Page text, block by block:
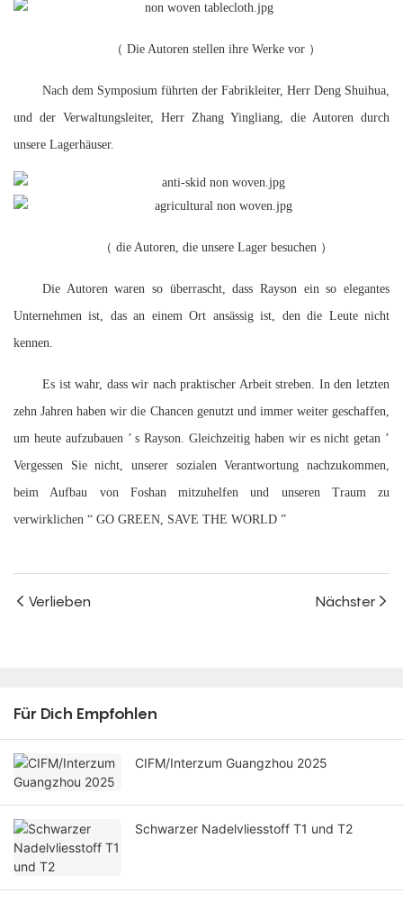
（ Die Autoren stellen ihre Werke vor ）
Nach dem Symposium führten der Fabrikleiter, Herr Deng Shuihua,
und der Verwaltungsleiter, Herr Zhang Yingliang, die Autoren durch
unsere Lagerhäuser.
（ die Autoren, die unsere Lager besuchen ）
Die Autoren waren so überrascht, dass Rayson ein so elegantes
Unternehmen ist, das an einem Ort ansässig ist, den die Leute nicht
kennen.
Es ist wahr, dass wir nach praktischer Arbeit streben. In den letzten
zehn Jahren haben wir die Chancen genutzt und immer weiter geschaffen,
um heute aufzubauen ’s Rayson. Gleichzeitig haben wir es nicht getan ’
Vergessen Sie nicht, unserer sozialen Verantwortung nachzukommen,
beim Aufbau von Foshan mitzuhelfen und unseren Traum zu
verwirklichen “ GO GREEN, SAVE THE WORLD ”
Verlieben Nächster
Für Dich Empfohlen
CIFM/Interzum Guangzhou 2025
Schwarzer Nadelvliesstoff T1 und T2